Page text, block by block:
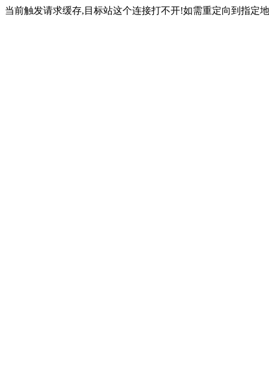
当前触发请求缓存,目标站这个连接打不开!如需重定向到指定